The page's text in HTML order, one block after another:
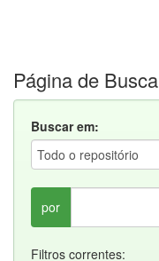
Página de Busca
Buscar em:
por
Filtros correntes: